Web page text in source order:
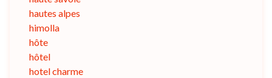
hautes alpes
himolla
hôte
hôtel
hotel charme